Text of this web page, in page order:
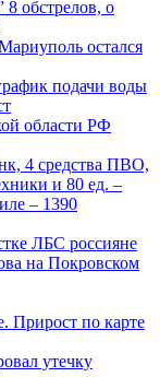
8 обстрелов, о
остался
подачи воды
области РФ
4 средства ПВО,
и 80 ед. –
– 1390
ЛБС россияне
на Покровском
Прирост по карте
утечку